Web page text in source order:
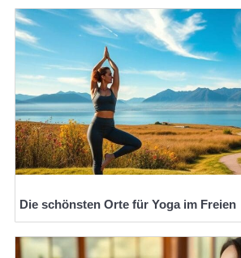
Die schönsten Orte für Yoga im Freien